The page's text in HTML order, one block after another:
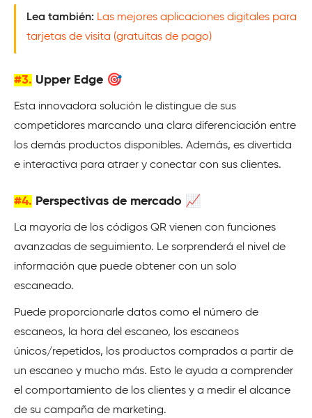
Lea también: Las mejores aplicaciones digitales para
tarjetas de visita (gratuitas de pago)
#3. Upper Edge 🎯
Esta innovadora solución le distingue de sus
competidores marcando una clara diferenciación entre
los demás productos disponibles. Además, es divertida
e interactiva para atraer y conectar con sus clientes.
#4. Perspectivas de mercado 📈
La mayoría de los códigos QR vienen con funciones
avanzadas de seguimiento. Le sorprenderá el nivel de
información que puede obtener con un solo
escaneado.
Puede proporcionarle datos como el número de
escaneos, la hora del escaneo, los escaneos
únicos/repetidos, los productos comprados a partir de
un escaneo y mucho más. Esto le ayuda a comprender
el comportamiento de los clientes y a medir el alcance
de su campaña de marketing.